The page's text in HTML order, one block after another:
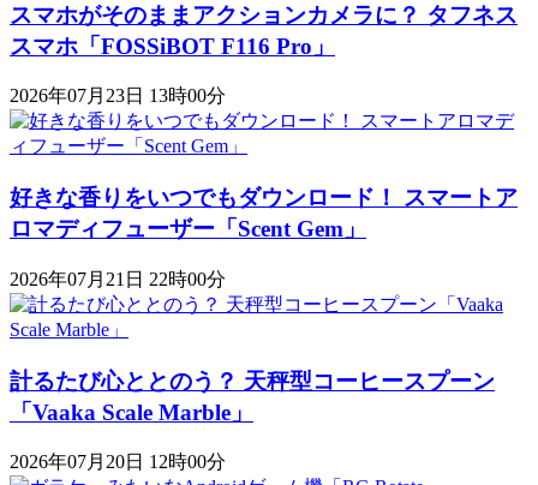
スマホがそのままアクションカメラに？ タフネス
スマホ「FOSSiBOT F116 Pro」
2026年07月23日 13時00分
好きな香りをいつでもダウンロード！ スマートア
ロマディフューザー「Scent Gem」
2026年07月21日 22時00分
計るたび心ととのう？ 天秤型コーヒースプーン
「Vaaka Scale Marble」
2026年07月20日 12時00分